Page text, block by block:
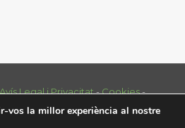
Legal i Privacitat-Cookies-
70 39 - info@pefc.cat
web:
nextep.es
vos la millor experiència al nostre